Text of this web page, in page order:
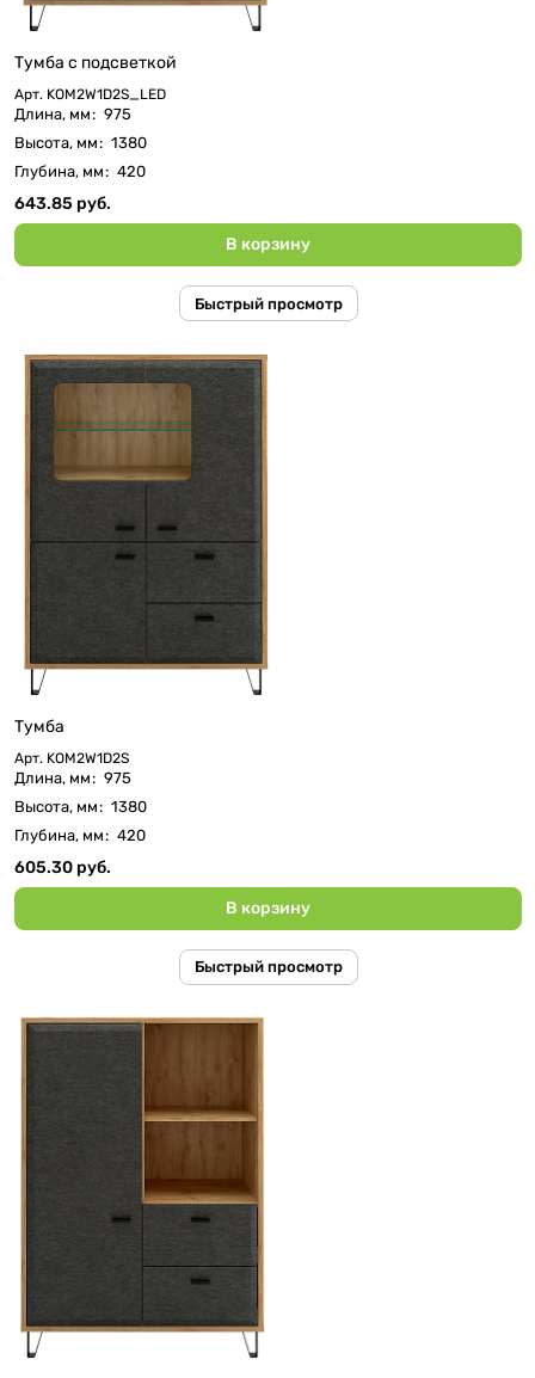
Тумба с подсветкой
Арт. KOM2W1D2S_LED
Длина, мм: 975
Высота, мм: 1380
Глубина, мм: 420
643.85 руб.
В корзину
Быстрый просмотр
Тумба
Арт. KOM2W1D2S
Длина, мм: 975
Высота, мм: 1380
Глубина, мм: 420
605.30 руб.
В корзину
Быстрый просмотр